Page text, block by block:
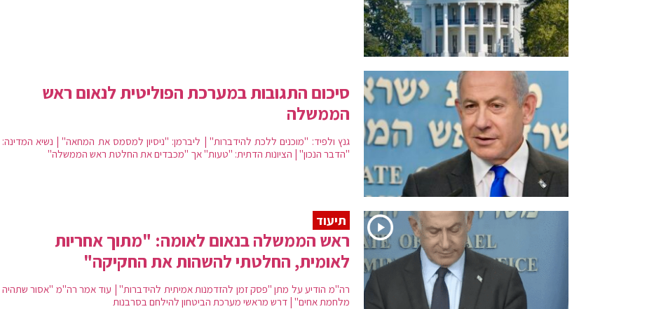
סיכום התגובות במערכת הפוליטית לנאום ראש
הממשלה
גנץ ולפיד: "מוכנים ללכת להידברות" | ליברמן: "ניסיון למסמס את המחאה" | נשיא המדינה:
"הדבר הנכון" | הציונות הדתית: "טעות" אך "מכבדים את החלטת ראש הממשלה"
תיעוד
ראש הממשלה בנאום לאומה: "מתוך אחריות
לאומית, החלטתי להשהות את החקיקה"
רה"מ הודיע על מתן "פסק זמן להזדמנות אמיתית להידברות" | עוד אמר רה"מ "אסור שתהיה
מלחמת אחים" | דרש מראשי מערכת הביטחון להילחם בסרבנות